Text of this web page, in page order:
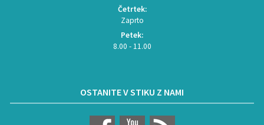
Četrtek:
Zaprto
Petek:
8.00 - 11.00
OSTANITE V STIKU Z NAMI